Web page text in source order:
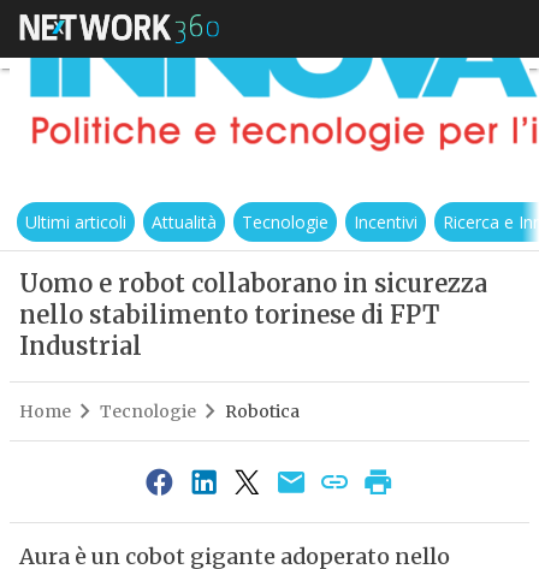
Ultimi articoli Attualità Tecnologie Incentivi Ricerca e
Uomo e robot collaborano in sicurezza
nello stabilimento torinese di FPT
Industrial
Home Tecnologie Robotica
Aura è un cobot gigante adoperato nello